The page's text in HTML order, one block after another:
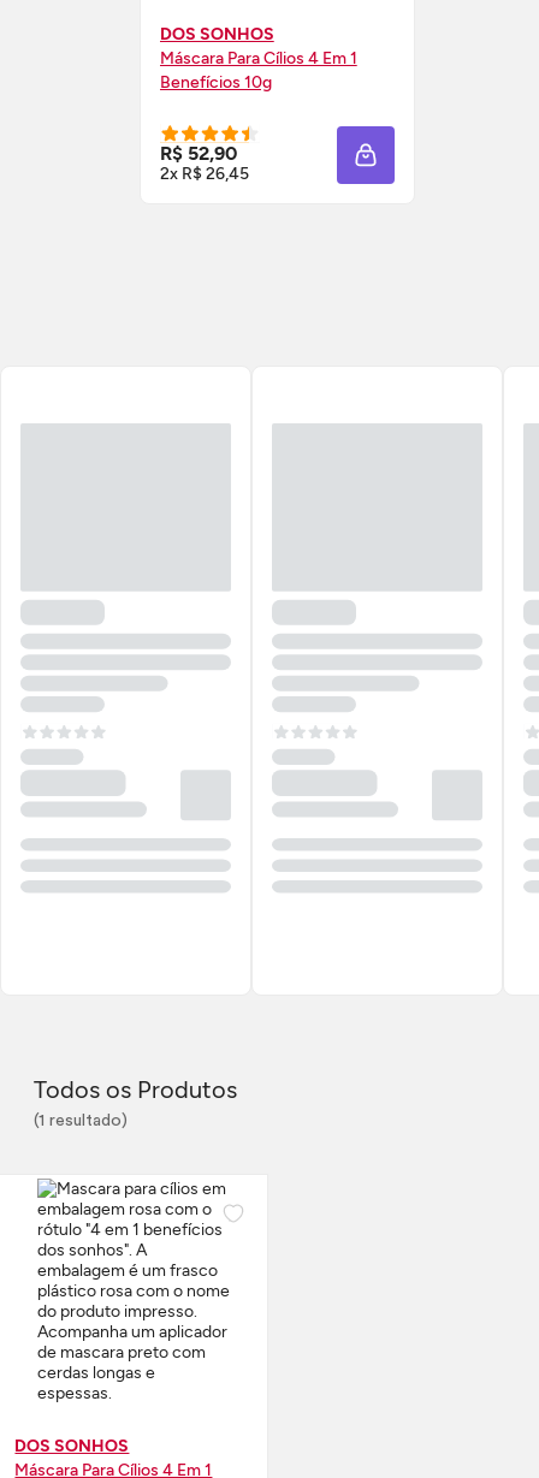
DOS SONHOS
Máscara Para Cílios 4 Em 1
Benefícios 10g
R$ 52,90
2x R$ 26,45 ADICIONAR À
Todos os Produtos
(1 resultado)
DOS SONHOS
Máscara Para Cílios 4 Em 1